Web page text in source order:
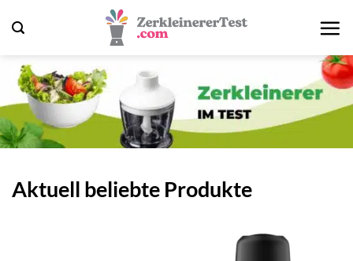
Inhalt
Aktuell beliebte Produkte